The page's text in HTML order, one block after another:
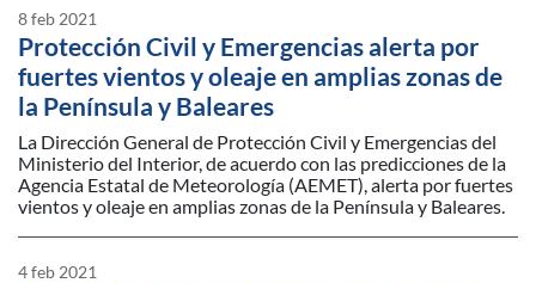
8 feb 2021
Protección Civil y Emergencias alerta por
fuertes vientos y oleaje en amplias zonas de
la Península y Baleares
La Dirección General de Protección Civil y Emergencias del
Ministerio del Interior, de acuerdo con las predicciones de la
Agencia Estatal de Meteorología (AEMET), alerta por fuertes
vientos y oleaje en amplias zonas de la Península y Baleares.
4 feb 2021